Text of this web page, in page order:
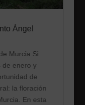
Ángel
Murcia Si
de enero y
de
la floración
En esta